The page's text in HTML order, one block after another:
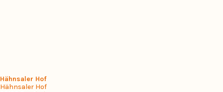
Hähnsaler Hof
Hähnsaler Hof